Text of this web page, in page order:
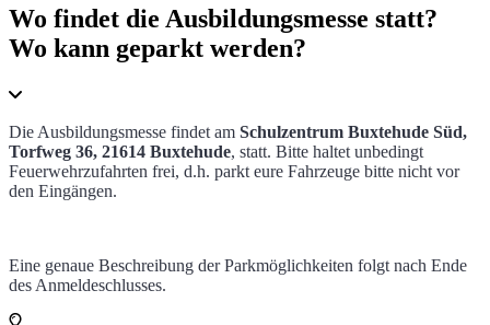
Wo findet die Ausbildungsmesse statt?
Wo kann geparkt werden?
Die Ausbildungsmesse findet am Schulzentrum Buxtehude Süd,
Torfweg 36, 21614 Buxtehude, statt. Bitte haltet unbedingt
Feuerwehrzufahrten frei, d.h. parkt eure Fahrzeuge bitte nicht vor
den Eingängen.
Eine genaue Beschreibung der Parkmöglichkeiten folgt nach Ende
des Anmeldeschlusses.